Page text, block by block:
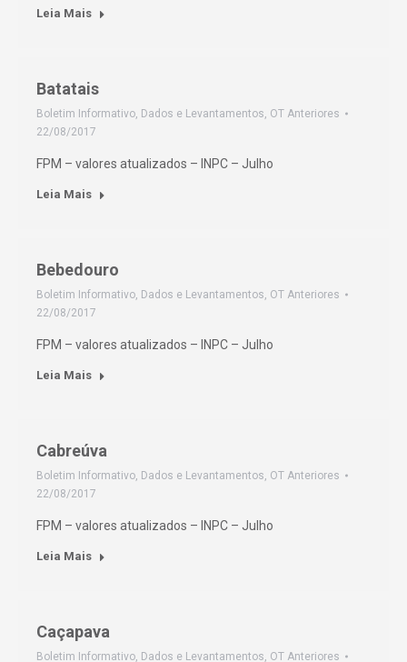
Leia Mais
Batatais
Boletim Informativo, Dados e Levantamentos, OT Anteriores
22/08/2017
FPM – valores atualizados – INPC – Julho
Leia Mais
Bebedouro
Boletim Informativo, Dados e Levantamentos, OT Anteriores
22/08/2017
FPM – valores atualizados – INPC – Julho
Leia Mais
Cabreúva
Boletim Informativo, Dados e Levantamentos, OT Anteriores
22/08/2017
FPM – valores atualizados – INPC – Julho
Leia Mais
Caçapava
Boletim Informativo, Dados e Levantamentos, OT Anteriores